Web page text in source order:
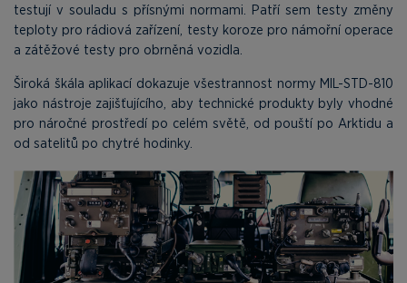
testují v souladu s přísnými normami. Patří sem testy změny
teploty pro rádiová zařízení, testy koroze pro námořní operace
a zátěžové testy pro obrněná vozidla.
Široká škála aplikací dokazuje všestrannost normy MIL-STD-810
jako nástroje zajišťujícího, aby technické produkty byly vhodné
pro náročné prostředí po celém světě, od pouští po Arktidu a
od satelitů po chytré hodinky.